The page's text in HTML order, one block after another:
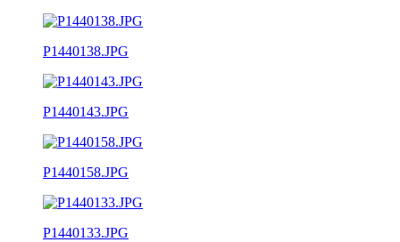
P1440138.JPG
P1440143.JPG
P1440158.JPG
P1440133.JPG